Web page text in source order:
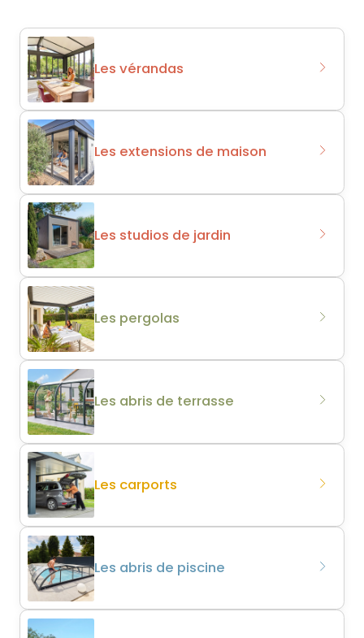
Les vérandas
Les extensions de maison
Les studios de jardin
Les pergolas
Les abris de terrasse
Les carports
Les abris de piscine